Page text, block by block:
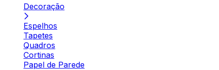
Decoração
Espelhos
Tapetes
Quadros
Cortinas
Papel de Parede